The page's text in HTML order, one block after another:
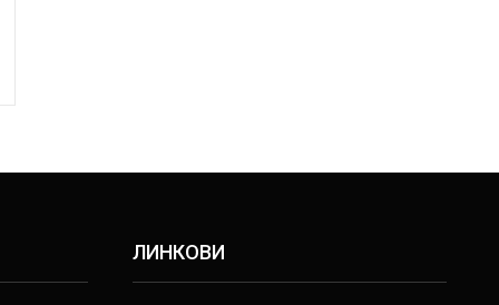
ЛИНКОВИ